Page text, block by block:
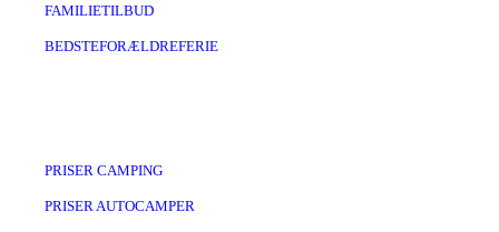
FAMILIETILBUD
BEDSTEFORÆLDREFERIE
PRISER CAMPING
PRISER AUTOCAMPER